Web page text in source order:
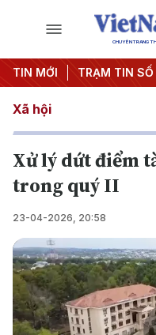
CHUYÊN TRANG
TIN MỚI TRẠM TIN SỐ
ương 3 #APEC 2027
Xã hội
Xử lý dứt điểm
trong quý II
23-04-2026, 20:58